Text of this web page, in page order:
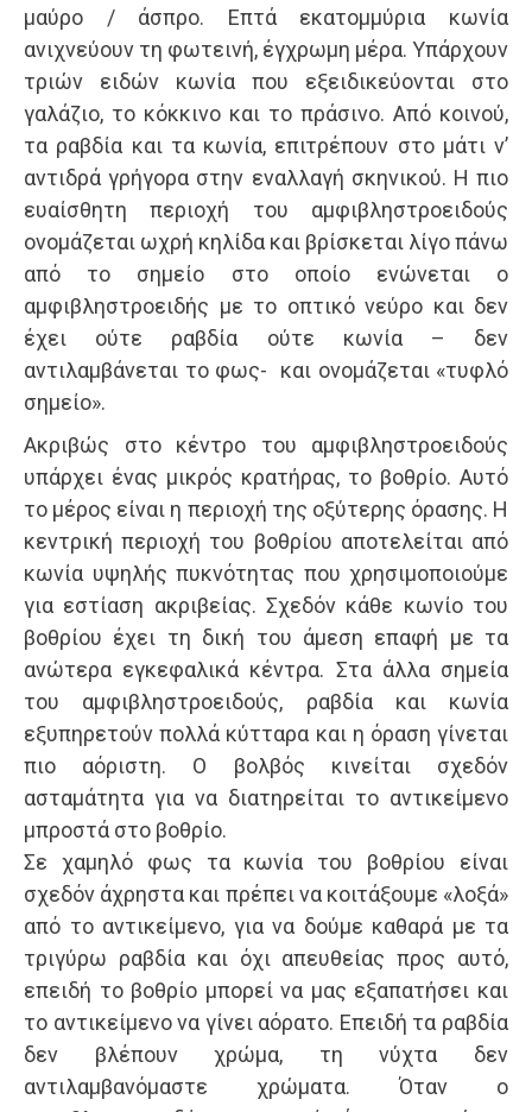
μαύρο / άσπρο. Επτά εκατομμύρια κωνία
ανιχνεύουν τη φωτεινή, έγχρωμη μέρα. Υπάρχουν
τριών ειδών κωνία που εξειδικεύονται στο
γαλάζιο, το κόκκινο και το πράσινο. Από κοινού,
τα ραβδία και τα κωνία, επιτρέπουν στο μάτι ν’
αντιδρά γρήγορα στην εναλλαγή σκηνικού. Η πιο
ευαίσθητη περιοχή του αμφιβληστροειδούς
ονομάζεται ωχρή κηλίδα και βρίσκεται λίγο πάνω
από το σημείο στο οποίο ενώνεται ο
αμφιβληστροειδής με το οπτικό νεύρο και δεν
έχει ούτε ραβδία ούτε κωνία – δεν
αντιλαμβάνεται το φως- και ονομάζεται «τυφλό
σημείο».
Ακριβώς στο κέντρο του αμφιβληστροειδούς
υπάρχει ένας μικρός κρατήρας, το βοθρίο. Αυτό
το μέρος είναι η περιοχή της οξύτερης όρασης. Η
κεντρική περιοχή του βοθρίου αποτελείται από
κωνία υψηλής πυκνότητας που χρησιμοποιούμε
για εστίαση ακριβείας. Σχεδόν κάθε κωνίο του
βοθρίου έχει τη δική του άμεση επαφή με τα
ανώτερα εγκεφαλικά κέντρα. Στα άλλα σημεία
του αμφιβληστροειδούς, ραβδία και κωνία
εξυπηρετούν πολλά κύτταρα και η όραση γίνεται
πιο αόριστη. Ο βολβός κινείται σχεδόν
ασταμάτητα για να διατηρείται το αντικείμενο
μπροστά στο βοθρίο.
Σε χαμηλό φως τα κωνία του βοθρίου είναι
σχεδόν άχρηστα και πρέπει να κοιτάξουμε «λοξά»
από το αντικείμενο, για να δούμε καθαρά με τα
τριγύρω ραβδία και όχι απευθείας προς αυτό,
επειδή το βοθρίο μπορεί να μας εξαπατήσει και
το αντικείμενο να γίνει αόρατο. Επειδή τα ραβδία
δεν βλέπουν χρώμα, τη νύχτα δεν
αντιλαμβανόμαστε χρώματα. Όταν ο